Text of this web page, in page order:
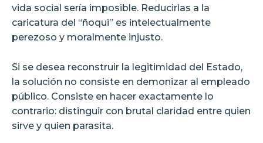
vida social sería imposible. Reducirlas a la
caricatura del “ñoqui” es intelectualmente
perezoso y moralmente injusto.
Si se desea reconstruir la legitimidad del Estado,
la solución no consiste en demonizar al empleado
público. Consiste en hacer exactamente lo
contrario: distinguir con brutal claridad entre quien
sirve y quien parasita.